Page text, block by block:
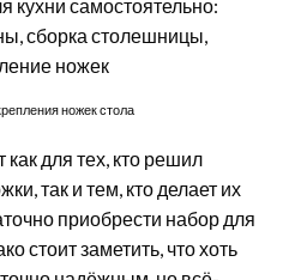
ножек стола
для тех, кто решил
так и тем, кто делает их
приобрести набор для
стоит заметить, что хоть